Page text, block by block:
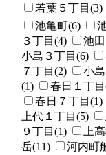
若葉５丁目(3)
池亀町(6)
３丁目(4)
池
小島３丁目(6)
７丁目(2)
小
(1)
春日１丁
春日７丁目(1)
上代１丁目(5)
９丁目(1)
上
岳(11)
河内町